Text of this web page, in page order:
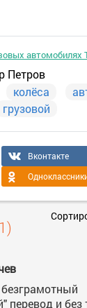
автомобилях
Петров
колёса
грузовой
Вконтакте
перевод и без